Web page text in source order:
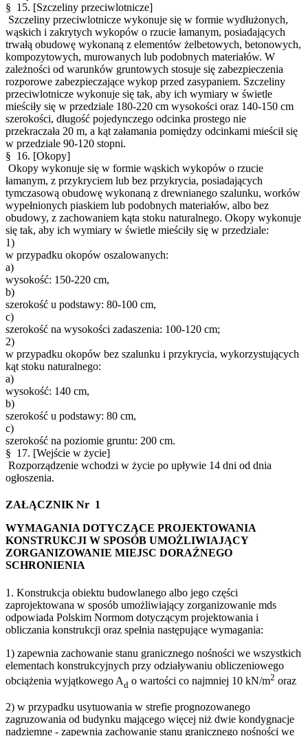
§ 15. [Szczeliny przeciwlotnicze]
Szczeliny przeciwlotnicze wykonuje się w formie wydłużonych,
wąskich i zakrytych wykopów o rzucie łamanym, posiadających
trwałą obudowę wykonaną z elementów żelbetowych, betonowych,
kompozytowych, murowanych lub podobnych materiałów. W
zależności od warunków gruntowych stosuje się zabezpieczenia
rozporowe zabezpieczające wykop przed zasypaniem. Szczeliny
przeciwlotnicze wykonuje się tak, aby ich wymiary w świetle
mieściły się w przedziale 180-220 cm wysokości oraz 140-150 cm
szerokości, długość pojedynczego odcinka prostego nie
przekraczała 20 m, a kąt załamania pomiędzy odcinkami mieścił się
w przedziale 90-120 stopni.
§ 16. [Okopy]
Okopy wykonuje się w formie wąskich wykopów o rzucie
łamanym, z przykryciem lub bez przykrycia, posiadających
tymczasową obudowę wykonaną z drewnianego szalunku, worków
wypełnionych piaskiem lub podobnych materiałów, albo bez
obudowy, z zachowaniem kąta stoku naturalnego. Okopy wykonuje
się tak, aby ich wymiary w świetle mieściły się w przedziale:
1)
w przypadku okopów oszalowanych:
a)
wysokość: 150-220 cm,
b)
szerokość u podstawy: 80-100 cm,
c)
szerokość na wysokości zadaszenia: 100-120 cm;
2)
w przypadku okopów bez szalunku i przykrycia, wykorzystujących
kąt stoku naturalnego:
a)
wysokość: 140 cm,
b)
szerokość u podstawy: 80 cm,
c)
szerokość na poziomie gruntu: 200 cm.
§ 17. [Wejście w życie]
Rozporządzenie wchodzi w życie po upływie 14 dni od dnia
ogłoszenia.
ZAŁĄCZNIK Nr 1
WYMAGANIA DOTYCZĄCE PROJEKTOWANIA
KONSTRUKCJI W SPOSÓB UMOŻLIWIAJĄCY
ZORGANIZOWANIE MIEJSC DORAŹNEGO
SCHRONIENIA
1. Konstrukcja obiektu budowlanego albo jego części
zaprojektowana w sposób umożliwiający zorganizowanie mds
odpowiada Polskim Normom dotyczącym projektowania i
obliczania konstrukcji oraz spełnia następujące wymagania:
1) zapewnia zachowanie stanu granicznego nośności we wszystkich
elementach konstrukcyjnych przy odziaływaniu obliczeniowego
obciążenia wyjątkowego Ad o wartości co najmniej 10 kN/m2 oraz
2) w przypadku usytuowania w strefie prognozowanego
zagruzowania od budynku mającego więcej niż dwie kondygnacje
nadziemne - zapewnia zachowanie stanu granicznego nośności we